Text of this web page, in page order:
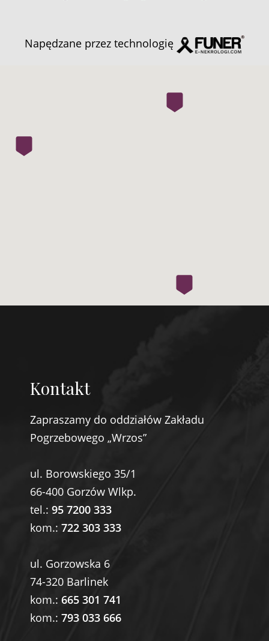
Napędzane przez technologię
Kontakt
Zapraszamy do oddziałów Zakładu
Pogrzebowego „Wrzos”
ul. Borowskiego 35/1
66-400 Gorzów Wlkp.
tel.: 95 7200 333
kom.: 722 303 333
ul. Gorzowska 6
74-320 Barlinek
kom.: 665 301 741
kom.: 793 033 666